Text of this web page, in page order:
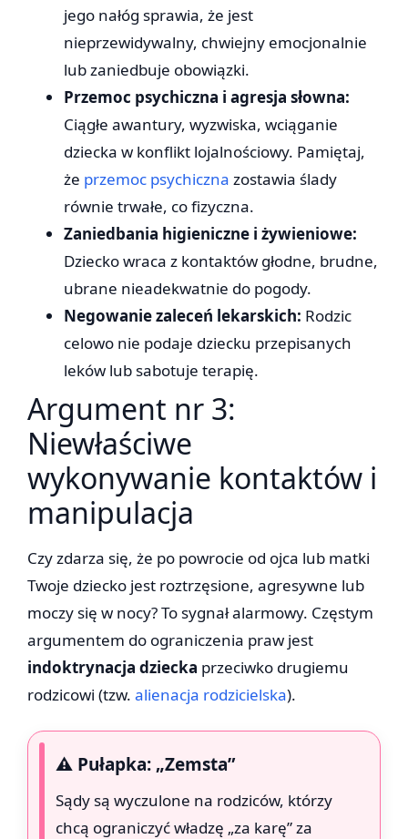
jego nałóg sprawia, że jest
nieprzewidywalny, chwiejny emocjonalnie
lub zaniedbuje obowiązki.
Przemoc psychiczna i agresja słowna:
Ciągłe awantury, wyzwiska, wciąganie
dziecka w konflikt lojalnościowy. Pamiętaj,
że przemoc psychiczna zostawia ślady
równie trwałe, co fizyczna.
Zaniedbania higieniczne i żywieniowe:
Dziecko wraca z kontaktów głodne, brudne,
ubrane nieadekwatnie do pogody.
Negowanie zaleceń lekarskich: Rodzic
celowo nie podaje dziecku przepisanych
leków lub sabotuje terapię.
Argument nr 3:
Niewłaściwe
wykonywanie kontaktów i
manipulacja
Czy zdarza się, że po powrocie od ojca lub matki
Twoje dziecko jest roztrzęsione, agresywne lub
moczy się w nocy? To sygnał alarmowy. Częstym
argumentem do ograniczenia praw jest
indoktrynacja dziecka przeciwko drugiemu
rodzicowi (tzw. alienacja rodzicielska).
⚠️ Pułapka: „Zemsta”
Sądy są wyczulone na rodziców, którzy
chcą ograniczyć władzę „za karę” za